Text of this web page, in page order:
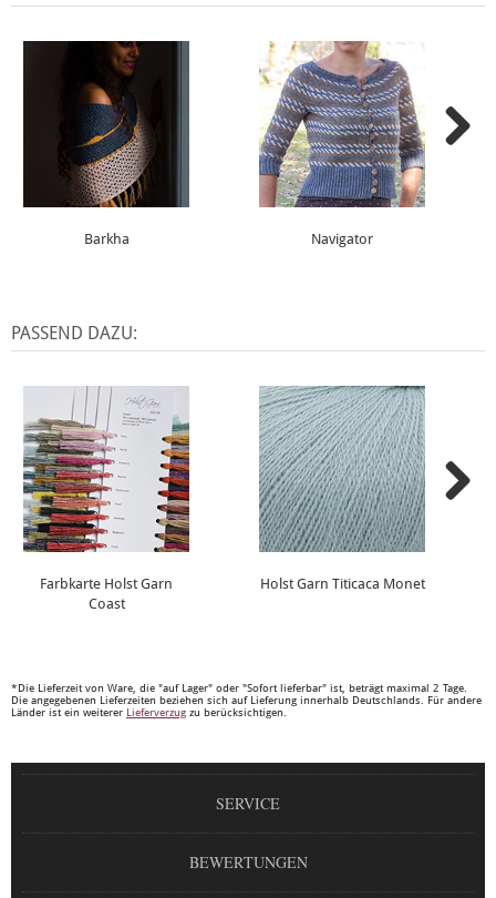
Barkha Navigator
PASSEND DAZU:
Farbkarte Holst Garn
Coast
Holst Garn Titicaca Monet
*Die Lieferzeit von Ware, die "auf Lager" oder "Sofort lieferbar" ist, beträgt maximal 2 Tage.
Die angegebenen Lieferzeiten beziehen sich auf Lieferung innerhalb Deutschlands. Für andere
Länder ist ein weiterer Lieferverzug zu berücksichtigen.
SERVICE
BEWERTUNGEN